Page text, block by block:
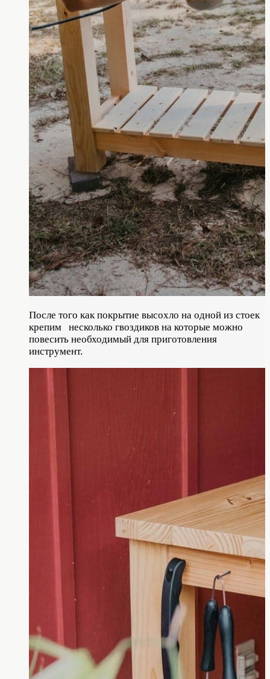
После того как покрытие высохло на одной из стоек
крепим несколько гвоздиков на которые можно
повесить необходимый для приготовления
инструмент.